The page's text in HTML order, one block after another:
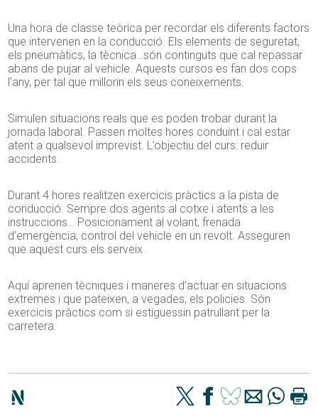
Una hora de classe teòrica per recordar els diferents factors
que intervenen en la conducció. Els elements de seguretat,
els pneumàtics, la tècnica…són continguts que cal repassar
abans de pujar al vehicle. Aquests cursos es fan dos cops
l’any, per tal que millorin els seus coneixements.
Simulen situacions reals que es poden trobar durant la
jornada laboral. Passen moltes hores conduint i cal estar
atent a qualsevol imprevist. L’objectiu del curs: reduir
accidents.
Durant 4 hores realitzen exercicis pràctics a la pista de
conducció. Sempre dos agents al cotxe i atents a les
instruccions… Posicionament al volant, frenada
d’emergència, control del vehicle en un revolt. Asseguren
que aquest curs els serveix.
Aquí aprenen tècniques i maneres d’actuar en situacions
extremes i que pateixen, a vegades, els policies. Són
exercicis pràctics com si estiguessin patrullant per la
carretera.